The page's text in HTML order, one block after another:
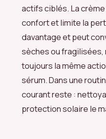
actifs ciblés. La
confort et limite la
davantage et peut
sèches ou fragilisées,
toujours la même
sérum. Dans une
courant reste :
protection solaire le